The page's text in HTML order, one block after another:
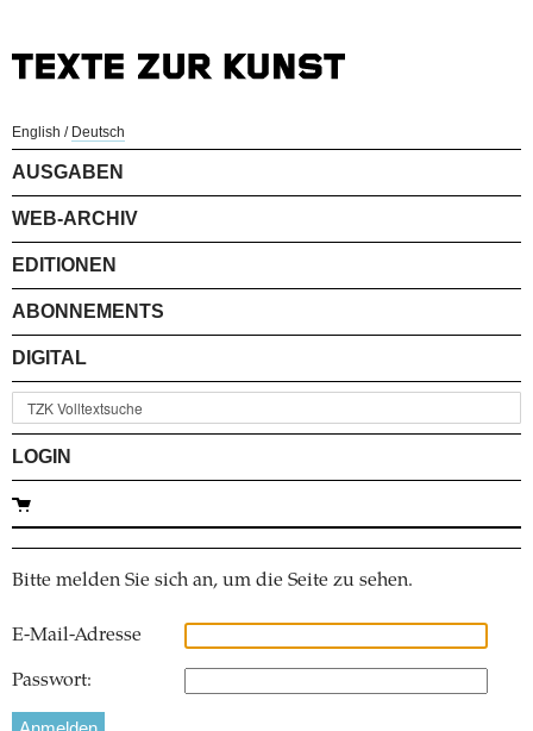
English / Deutsch
AUSGABEN
WEB-ARCHIV
EDITIONEN
ABONNEMENTS
DIGITAL
LOGIN
Bitte melden Sie sich an, um die Seite zu sehen.
E-Mail-Adresse
Passwort: